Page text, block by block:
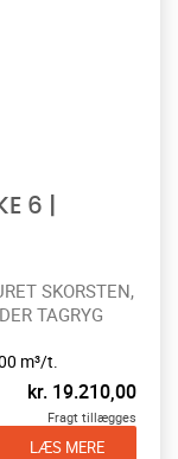
6 |
SKORSTEN,
TAGRYG
m³/t.
kr. 19.210,00
Fragt tillægges
LÆS MERE